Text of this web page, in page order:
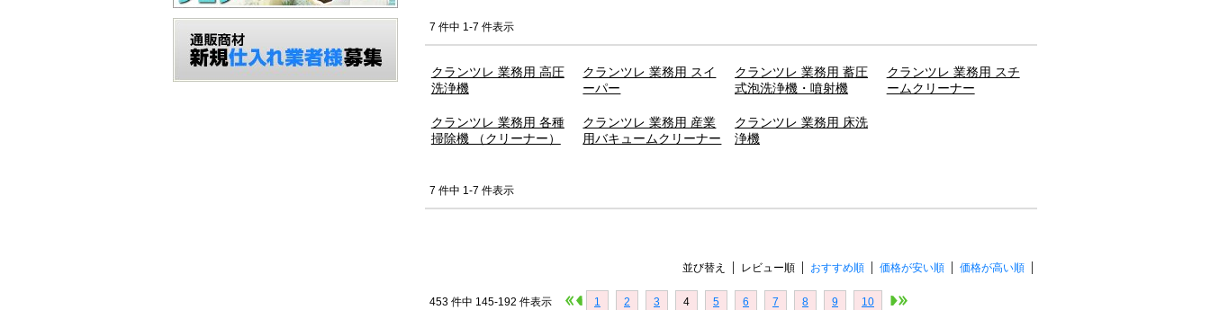
7 件中 1-7 件表示
クランツレ 業務用 高圧
洗浄機
クランツレ 業務用 スイ
ーパー
クランツレ 業務用 蓄圧
式泡洗浄機・噴射機
クランツレ 業務用 スチ
ームクリーナー
クランツレ 業務用 各種
掃除機 （クリーナー）
クランツレ 業務用 産業
用バキュームクリーナー
クランツレ 業務用 床洗
浄機
7 件中 1-7 件表示
並び替え レビュー順 おすすめ順 価格が安い順 価格が高い順
453 件中 145-192 件表示 1 2 3 4 5 6 7 8 9 10